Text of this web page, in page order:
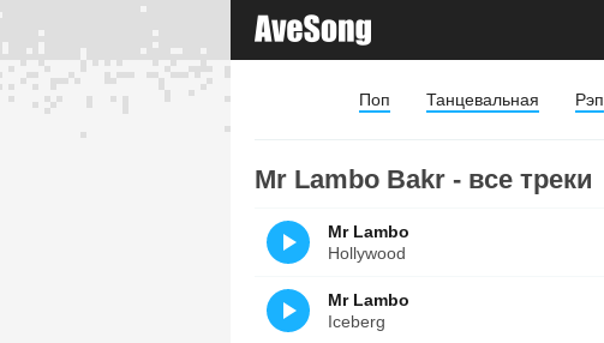
Поп Танцевальная Рэп
Mr Lambo Bakr - все треки
Mr Lambo
Hollywood
Mr Lambo
Iceberg